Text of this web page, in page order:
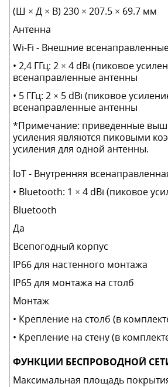
(Ш × Д × В) 230 × 207.5 × 69.7 мм
Антенна
Wi-Fi - Внешние
• 2,4 ГГц: 2 × 4 dBi (пиковое
всенаправленные антенны
• 5 ГГц: 2 × 5 dBi (пиковое
всенаправленные антенны
*Примечание: приведенные
усиления являются пиковыми
усиления для одной антенны.
IoT - Внутренняя
• Bluetooth: 1 × 4 dBi (пиковое
Bluetooth
Да
Всепогодный корпус
IP66 для настенного монтажа
IP65 для монтажа на столб
Монтаж
• Крепление на столб (в
• Крепление на стену (в
ФУНКЦИИ БЕСПРОВОДНОЙ
Максимальная площадь